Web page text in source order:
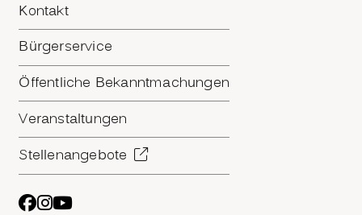
Kontakt
Bürgerservice
Öffentliche Bekanntmachungen
Veranstaltungen
Stellenangebote